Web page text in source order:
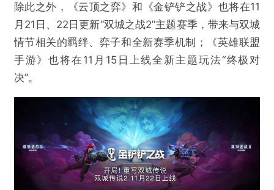
除此之外，《云顶之弈》和《金铲铲之战》也将在11
月21日、22日更新“双城之战2”主题赛季，带来与双城
情节相关的羁绊、弈子和全新赛季机制；《英雄联盟
手游》也将在11月15日上线全新主题玩法“终极对
决”。